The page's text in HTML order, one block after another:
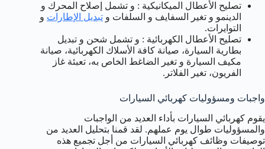
تصليح الأعطال الميكانيكية : و تشمل إصلاح المحرك و
الدينمو و تغير السفايف و السلفات و تبديل الإطارات و
التوايرات.
تصليح الأعطال الكهربائية : و تشمل شحن و تبديل
بطارية السيارة، صيانة كافة الأسلاك الكهربائية، صيانة
مكيف السيارة و تغير الضاغط الخاص به، تعبئة غاز
الفريون، تغير الفلاتر.
واجبات ومسؤوليات كهربائي السيارات
يقوم كهربائي السيارات بأداء العديد من الواجبات
والمسؤوليات طوال يوم عملهم. لقد قمنا بتحليل العديد من
توصيفات وظائف كهربائي السيارات من أجل تجميع هذه